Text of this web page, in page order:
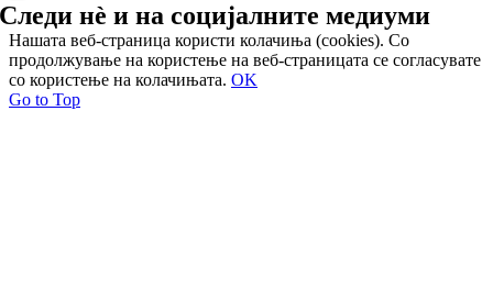
Следи нѐ и насоцијалните медиуми
Нашата веб-страница користи колачиња (cookies). Со
продолжување на користење на веб-страницата се согласувате
со користење на колачињата. OK
Go to Top